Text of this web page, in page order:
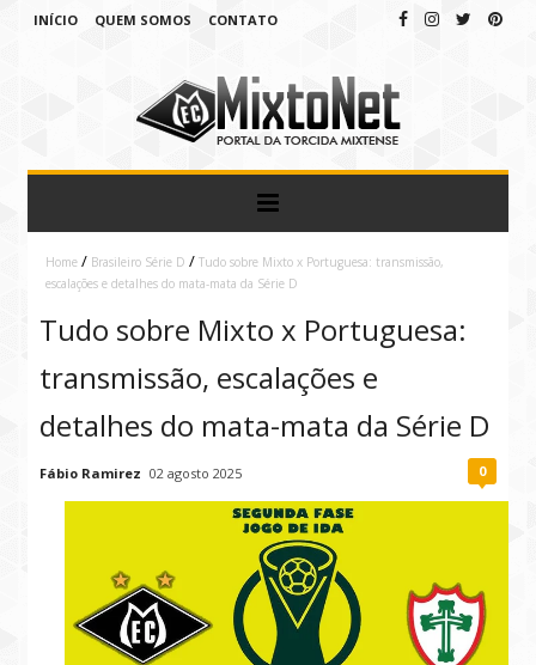
INÍCIO QUEM SOMOS CONTATO
Home / Brasileiro Série D / Tudo sobre Mixto x Portuguesa: transmissão,
escalações e detalhes do mata-mata da Série D
Tudo sobre Mixto x Portuguesa:
transmissão, escalações e
detalhes do mata-mata da Série D
Fábio Ramirez 02 agosto 2025 0